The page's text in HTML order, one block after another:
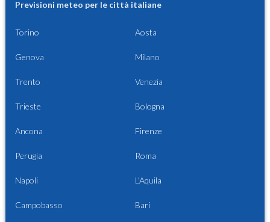
Previsioni meteo per le città italiane
Torino Aosta
Genova Milano
Trento Venezia
Trieste Bologna
Ancona Firenze
Perugia Roma
Napoli L'Aquila
Campobasso Bari